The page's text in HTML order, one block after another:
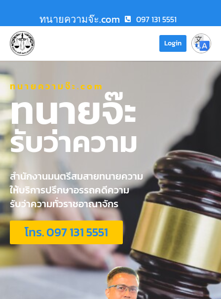
ทนายความจ๊ะ.com 097 131 5551
Login
ทนายความจ๊ะ.com
ทนายจ๊ะ
รับว่าความ
สำนักงานมนตรีสมสายทนายความ
ให้บริการปรึกษาอรรถคดีความ
รับว่าความทั่วราชอาณาจักร
โทร. 097 131 5551